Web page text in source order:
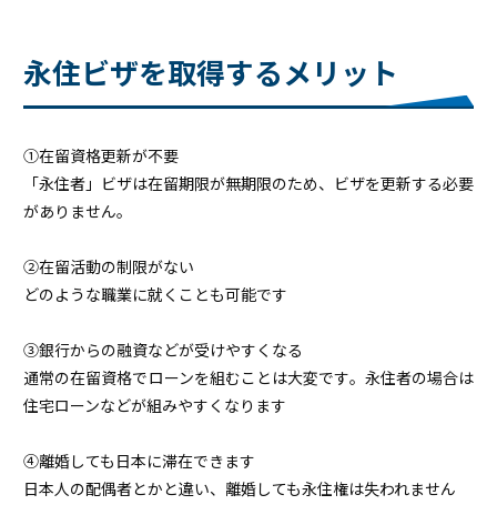
永住ビザを取得するメリット
①在留資格更新が不要
「永住者」ビザは在留期限が無期限のため、ビザを更新する必要
がありません。
②在留活動の制限がない
どのような職業に就くことも可能です
③銀行からの融資などが受けやすくなる
通常の在留資格でローンを組むことは大変です。永住者の場合は
住宅ローンなどが組みやすくなります
④離婚しても日本に滞在できます
日本人の配偶者とかと違い、離婚しても永住権は失われません